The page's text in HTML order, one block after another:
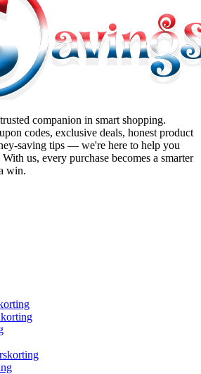
companion in smart shopping.
codes, exclusive deals, honest product
saving tips — we're here to help you
us, every purchase becomes a smarter
win.